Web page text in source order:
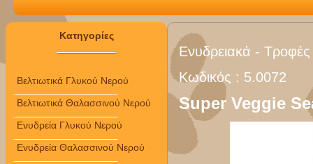
Κατηγορίες
Βελτιωτικά Γλυκού Νερού
Βελτιωτικά Θαλασσινού Νερού
Ενυδρεία Γλυκού Νερού
Ενυδρεία Θαλασσινού Νερού
Ενυδρειακά - Τροφές
Κωδικός : 5.0072
Super Veggie